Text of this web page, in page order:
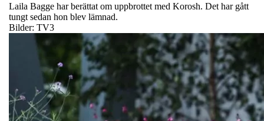
Laila Bagge har berättat om uppbrottet med Korosh. Det har gått
tungt sedan hon blev lämnad.
Bilder: TV3